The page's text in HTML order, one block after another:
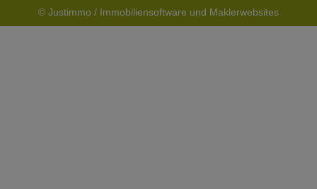
© Justimmo / Immobiliensoftware und Maklerwebsites